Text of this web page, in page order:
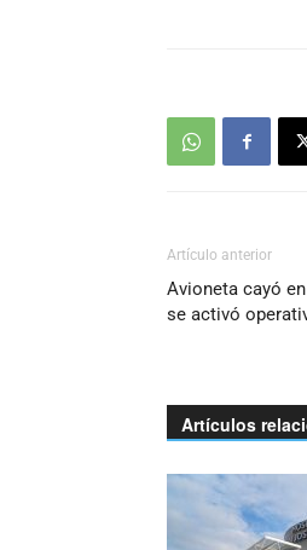
Artículo anterior
Avioneta cayó
se activó
Artículos